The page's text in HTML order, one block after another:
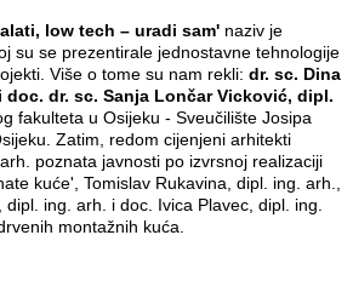
low tech – uradi sam'naziv je
su se prezentirale jednostavne tehnologije
Više o tome su nam rekli: dr. sc. Dina
doc. dr. sc. Sanja Lončar Vicković, dipl.
fakulteta u Osijeku - Sveučilište Josipa
Zatim, redom cijenjeni arhitekti
poznata javnosti po izvrsnoj realizaciji
kuće', Tomislav Rukavina, dipl. ing. arh.,
ing. arh. i doc. Ivica Plavec, dipl. ing.
montažnih kuća.